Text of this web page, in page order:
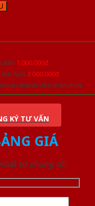
đến 1.000.000đ
lớn hơn 3.000.000đ
thành viên thân thiết
KÝ TƯ VẤN
GIÁ
từ chúng tôi